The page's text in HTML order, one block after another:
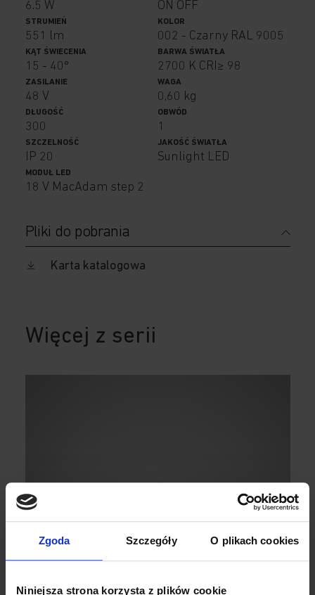
Zgoda Szczegóły O plikach cookies
Niniejsza strona korzysta z plików cookie
6.5 W ON OFF
STRUMIEŃ
551 lm
KOLOR
002 - Czarny RAL 9005
KĄT ŚWIECENIA
15 - 40°
BARWA ŚWIATŁA
2700 K CRI≥ 98
ZASILANIE
48 V
WAGA
0,60 kg
DŁUGOŚĆ
300
OBWÓD
1
SZCZELNOŚĆ
IP 20
JAKOŚĆ ŚWIATŁA
Sunlight LED
MODUŁ LED
18 V MacAdam step 2
Pliki do pobrania
Karta katalogowa
Więcej z serii